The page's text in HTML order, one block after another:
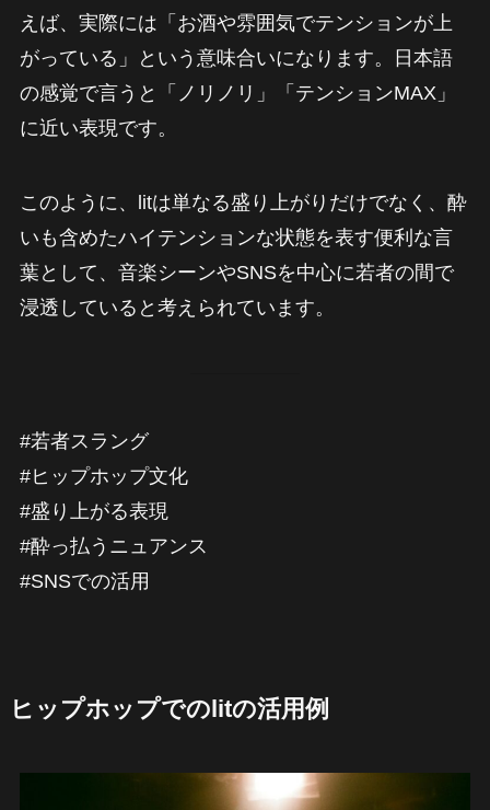
えば、実際には「お酒や雰囲気でテンションが上
がっている」という意味合いになります。日本語
の感覚で言うと「ノリノリ」「テンションMAX」
に近い表現です。
このように、litは単なる盛り上がりだけでなく、酔
いも含めたハイテンションな状態を表す便利な言
葉として、音楽シーンやSNSを中心に若者の間で
浸透していると考えられています。
#若者スラング
#ヒップホップ文化
#盛り上がる表現
#酔っ払うニュアンス
#SNSでの活用
ヒップホップでのlitの活用例